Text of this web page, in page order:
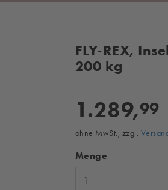
FLY-REX,
200 kg
1.289,99
ohne MwSt., zzgl.
Menge